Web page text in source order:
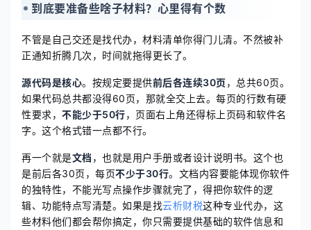
到底要准备些啥子材料？心里得有个数
不管是自己交还是找代办，材料清单你得门儿清。不然被补
正通知折腾几次，时间就拖得更长了。
源代码是核心。按规定要提供前后各连续30页，总共60页。
如果代码总共都没得60页，那就全交上去。每页的行数有硬
性要求， 不能少于50行，页面右上角还得标上页码和软件名
字。这个格式错一点都不行。
再一个就是文档，也就是用户手册或者设计说明书。这个也
是前后各30页，每页不少于30行。文档内容要能体现你软件
的独特性，不能光写点操作步骤就完了，得把你软件的逻
辑、功能特点写清楚。如果是找云析财税这种专业代办，这
些材料他们都会帮你搞定，你只需要提供基础的软件信息和